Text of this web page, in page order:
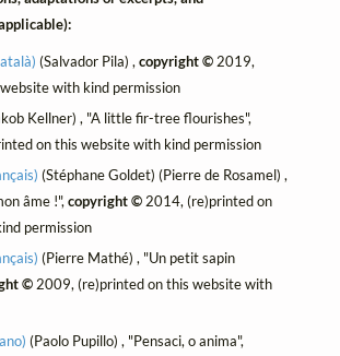
(Salvador Pila) ,copyright © 2019,
with kind permission
Kellner) , "A little fir-tree flourishes",
on this website with kind permission
(Stéphane Goldet) (Pierre de Rosamel) ,
âme !", copyright ©2014, (re)printed on
permission
(Pierre Mathé) , "Un petit sapin
©2009, (re)printed on this website with
(Paolo Pupillo) , "Pensaci, o anima",